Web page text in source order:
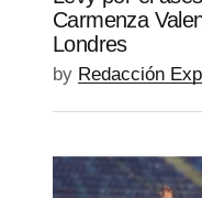
Carmenza
Londres
by Redacción